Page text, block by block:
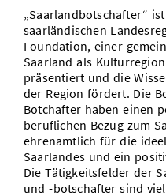
„Saarlandbotschafter“
saarländischen
Foundation, einer
Saarland als
präsentiert und die
der Region fördert. Die
Botchafter haben einen
beruflichen Bezug zum
ehrenamtlich für die
Saarlandes und ein
Die Tätigkeitsfelder der
und -botschafter sind